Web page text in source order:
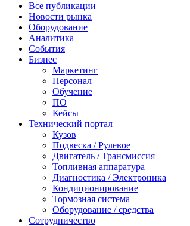
Все публикации
Новости рынка
Оборудование
Аналитика
События
Бизнес
Маркетинг
Персонал
Обучение
ПО
Кейсы
Технический портал
Кузов
Подвеска / Рулевое
Двигатель / Трансмиссия
Топливная аппаратура
Диагностика / Электроника
Кондиционирование
Тормозная система
Оборудование / средства
Сотрудничество